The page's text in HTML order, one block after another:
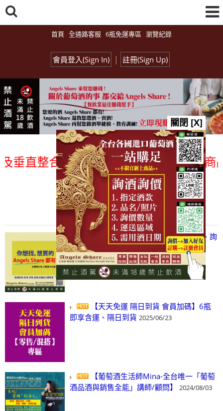
首頁 全通路客服 6瓶免運專區 瀏覽紀錄
會員登入(Sign In) | 註冊(Sign Up)
整合、一次購足」各國進口酒類商品
總覽-促銷&活動
all events
【凡酒問Angels Share】線上選酒、詢
(尋)酒、詢價、零售、批發，看這裡!
2024/03/01
【天天免運 隔日到貨 會員加碼】6瓶
即享含運、隔日到貨 2025/06/23
【葡萄酒生活師Mina-全台唯一「葡萄
酒品酒與銷售全能」講師/顧問】
2024/08/03
關閉 [X]